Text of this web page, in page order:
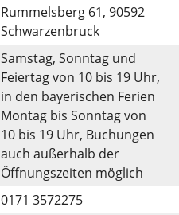
Rummelsberg 61, 90592
Schwarzenbruck
Samstag, Sonntag und
Feiertag von 10 bis 19 Uhr,
in den bayerischen Ferien
Montag bis Sonntag von
10 bis 19 Uhr, Buchungen
auch außerhalb der
Öffnungszeiten möglich
0171 3572275